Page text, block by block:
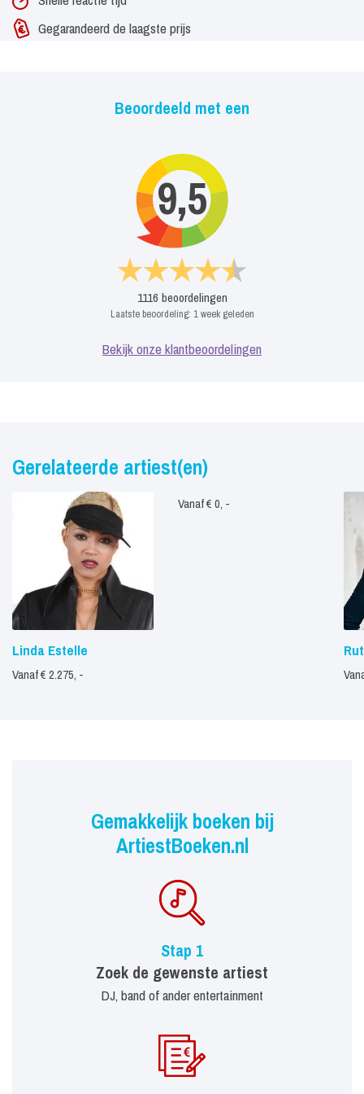
Gegarandeerd de laagste prijs
Beoordeeld met een
9,5
1116 beoordelingen
Laatste beoordeling: 1 week geleden
Bekijk onze klantbeoordelingen
Gerelateerde artiest(en)
Linda Estelle
Vanaf € 2.275, -
Vanaf € 0, -
Gemakkelijk boeken bij
ArtiestBoeken.nl
Stap 1
Zoek de gewenste artiest
DJ, band of ander entertainment